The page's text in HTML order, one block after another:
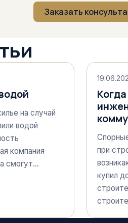
Заказать
на случай
водой
компания
смогут…
при
купил